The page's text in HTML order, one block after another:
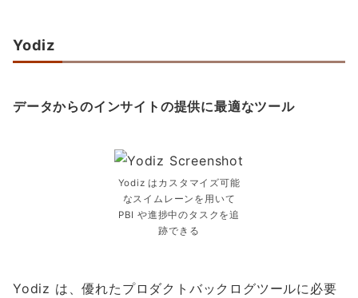
Yodiz
データからのインサイトの提供に最適なツール
Yodiz はカスタマイズ可能
なスイムレーンを用いて
PBI や進捗中のタスクを追
跡できる
Yodiz は、優れたプロダクトバックログツールに必要